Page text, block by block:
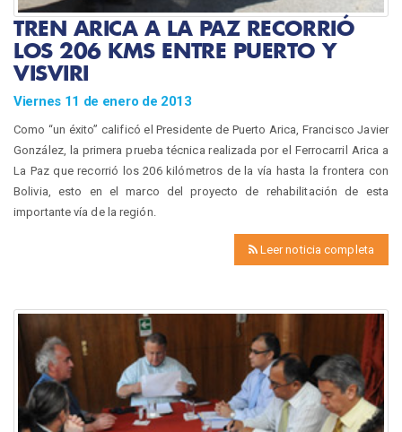
TREN ARICA A LA PAZ RECORRIÓ
LOS 206 KMS ENTRE PUERTO Y
VISVIRI
Viernes 11 de enero de 2013
Como “un éxito” calificó el Presidente de Puerto Arica, Francisco Javier
González, la primera prueba técnica realizada por el Ferrocarril Arica a
La Paz que recorrió los 206 kilómetros de la vía hasta la frontera con
Bolivia, esto en el marco del proyecto de rehabilitación de esta
importante vía de la región.
Leer noticia completa